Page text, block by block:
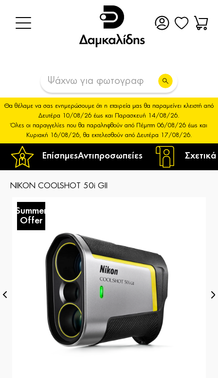
ΕπίσημεςΑντιπροσωπείες
Θα θέλαμε να σας ενημερώσουμε ότι η εταιρεία μας θα παραμείνει κλειστή από
Δευτέρα 10/08/26 έως και Παρασκευή 14/08/26.
Όλες οι παραγγελίες που θα παραληφθούν από Πέμπτη 06/08/26 έως και
Κυριακή 16/08/26, θα εκτελεσθούν από Δευτέρα 17/08/26.
NIKON COOLSHOT 50i GII
Summer
Offer